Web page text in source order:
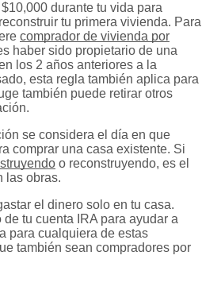
durante tu vida para
tu primera vivienda. Para
comprador de vivienda por
haber sido propietario de una
los 2 años anteriores a la
esta regla también aplica para
también puede retirar otros
se considera el día en que
comprar una casa existente. Si
o reconstruyendo, es el
las obras.
el dinero solo en tu casa.
de tu cuenta IRA para ayudar a
para cualquiera de estas
también sean compradores por